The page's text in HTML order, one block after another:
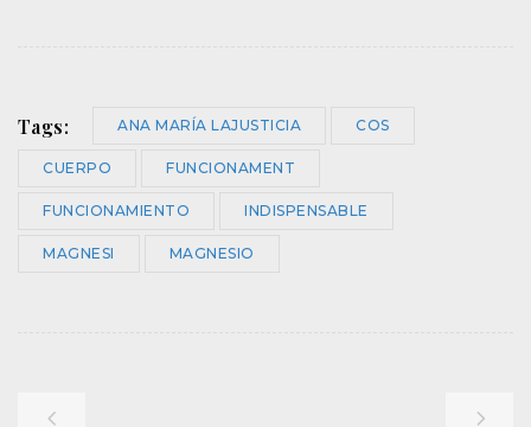
Tags: ANA MARÍA LAJUSTICIA COS
CUERPO FUNCIONAMENT
FUNCIONAMIENTO INDISPENSABLE
MAGNESI MAGNESIO